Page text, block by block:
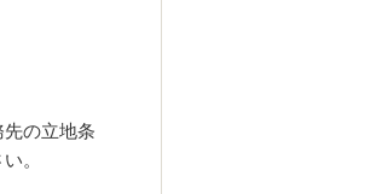
の立地条
。